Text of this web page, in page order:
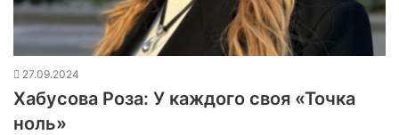
27.09.2024
Хабусова Роза: У каждого своя «Точка
ноль»